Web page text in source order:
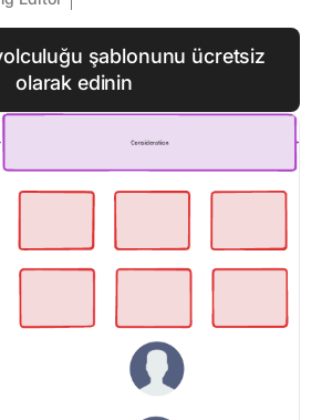
şablonunu ücretsiz
olarak edinin